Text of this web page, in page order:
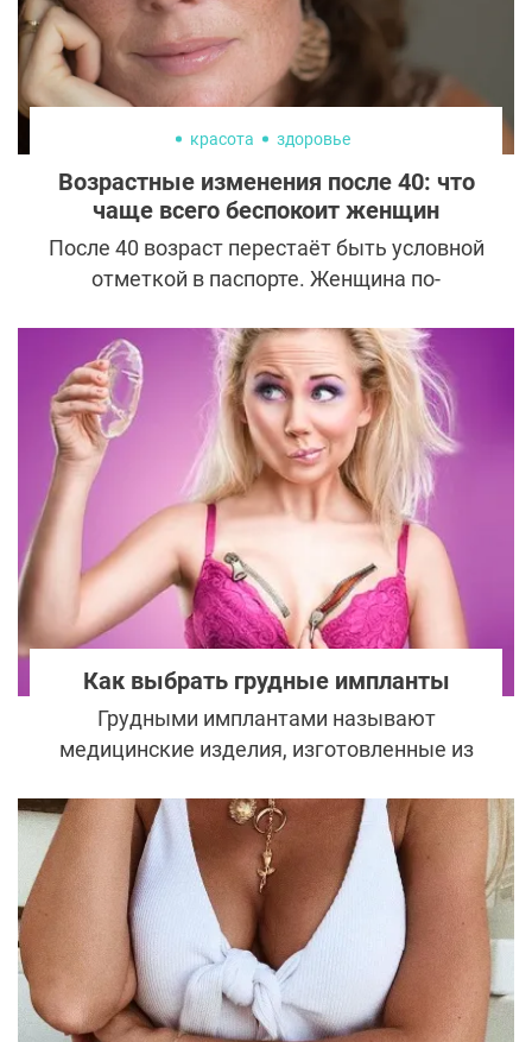
красота здоровье
Возрастные изменения после 40: что
чаще всего беспокоит женщин
После 40 возраст перестаёт быть условной
отметкой в паспорте. Женщина по-
включённой в жизнь, но внешность
начинает меняться быстрее, чем
внутреннее самоощущение. Возрастные
изменения накапливаются постепенно и
часто проявляются ощущением, что
отражение в зеркале стало менее
узнаваемым.
Как выбрать грудные импланты
Грудными имплантами называют
медицинские изделия, изготовленные из
качества. Их устанавливают под кожу или
мышцу, чтобы смоделировать грудь и
увеличить ее размер.